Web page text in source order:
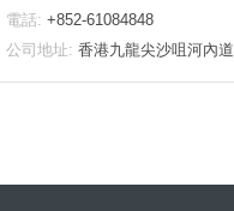
電話: +852-61084848
公司地址: 香港九龍尖沙咀河內